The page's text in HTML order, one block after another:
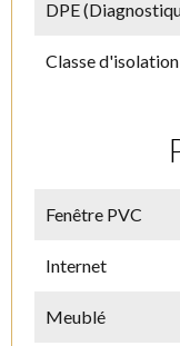
DPE
Classe
Fenêtre PVC
Internet
Meublé